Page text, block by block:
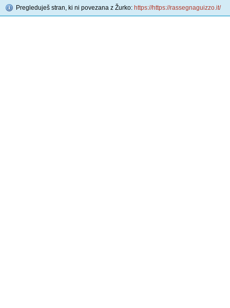
Pregleduješ stran, ki ni povezana z Žurko: https://https://rassegnaguizzo.it/